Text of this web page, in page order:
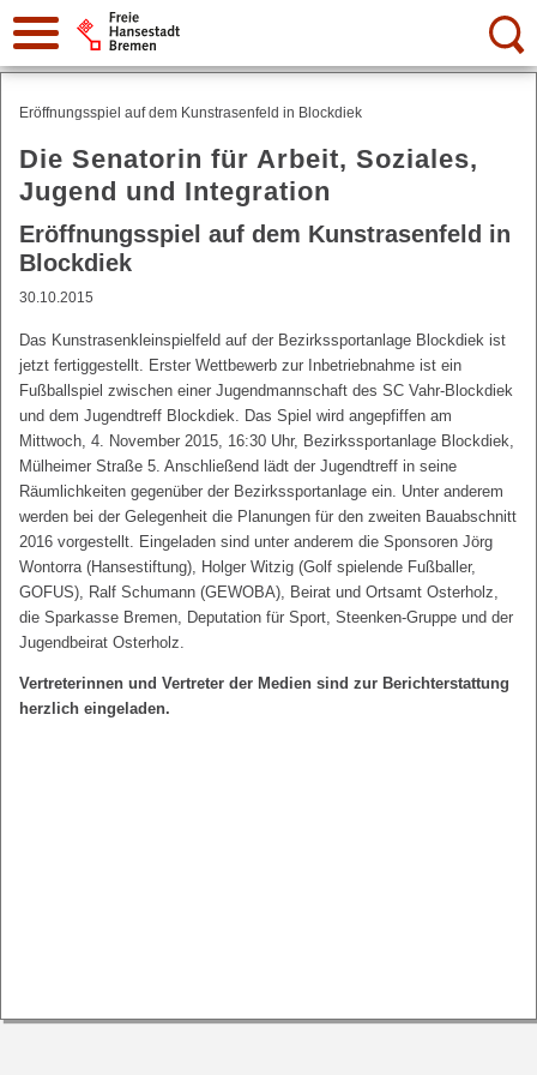
Suche:
Eröffnungsspiel auf dem Kunstrasenfeld in Blockdiek
Die Senatorin für Arbeit, Soziales,
Jugend und Integration
Eröffnungsspiel auf dem Kunstrasenfeld in
Blockdiek
30.10.2015
Das Kunstrasenkleinspielfeld auf der Bezirkssportanlage Blockdiek ist
jetzt fertiggestellt. Erster Wettbewerb zur Inbetriebnahme ist ein
Fußballspiel zwischen einer Jugendmannschaft des SC Vahr-Blockdiek
und dem Jugendtreff Blockdiek. Das Spiel wird angepfiffen am
Mittwoch, 4. November 2015, 16:30 Uhr, Bezirkssportanlage Blockdiek,
Mülheimer Straße 5. Anschließend lädt der Jugendtreff in seine
Räumlichkeiten gegenüber der Bezirkssportanlage ein. Unter anderem
werden bei der Gelegenheit die Planungen für den zweiten Bauabschnitt
2016 vorgestellt. Eingeladen sind unter anderem die Sponsoren Jörg
Wontorra (Hansestiftung), Holger Witzig (Golf spielende Fußballer,
GOFUS), Ralf Schumann (GEWOBA), Beirat und Ortsamt Osterholz,
die Sparkasse Bremen, Deputation für Sport, Steenken-Gruppe und der
Jugendbeirat Osterholz.
Vertreterinnen und Vertreter der Medien sind zur Berichterstattung
herzlich eingeladen.